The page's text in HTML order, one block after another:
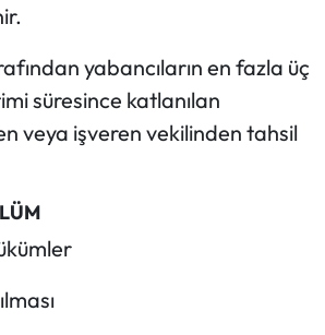
yabancıların en fazla üç
süresince katlanılan
veya işveren vekilinden tahsil